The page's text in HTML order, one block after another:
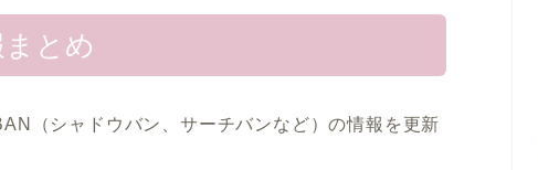
とめ
（シャドウバン、サーチバンなど）の情報を更新